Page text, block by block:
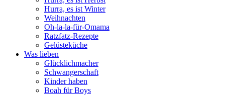
Hurra, es ist Winter
Weihnachten
Oh-la-la-für-Omama
Ratzfatz-Rezepte
Gelüsteküche
Was lieben
Glücklichmacher
Schwangerschaft
Kinder haben
Boah für Boys